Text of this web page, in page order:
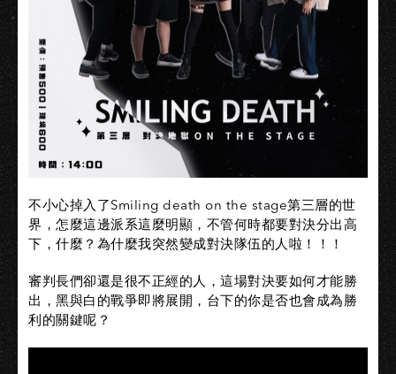
不小心掉入了Smiling death on the stage第三層的世
界，怎麼這邊派系這麼明顯，不管何時都要對決分出高
下，什麼？為什麼我突然變成對決隊伍的人啦！！！
審判長們卻還是很不正經的人，這場對決要如何才能勝
出，黑與白的戰爭即將展開，台下的你是否也會成為勝
利的關鍵呢？